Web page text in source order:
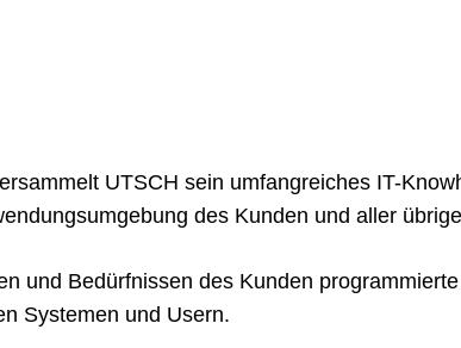
UTSCH sein umfangreiches IT-
des Kunden und aller
und Bedürfnissen des Kunden
Systemen und Usern.